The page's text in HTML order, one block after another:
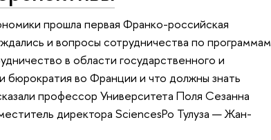
прошла первая Франко-российская
и вопросы сотрудничества по программам
в области государственного и
бюрократия во Франции и что должны знать
профессор Университета Поля Сезанна
директора SciencesPo Тулуза — Жан-